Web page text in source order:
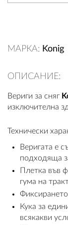
МАРКА: Konig
ОПИСАНИЕ:
Вериги за сняг
изключителна
Технически
Веригата е
подходяща
Плетка във
гума на
Кука за
всякакви